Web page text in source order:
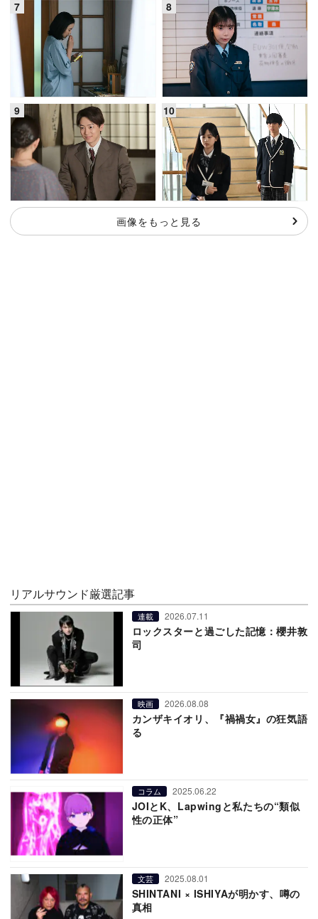
画像をもっと見る
リアルサウンド厳選記事
連載 2026.07.11
ロックスターと過ごした記憶：櫻井敦
司
映画 2026.08.08
カンザキイオリ、『禍禍女』の狂気語
る
コラム 2025.06.22
JOIとK、Lapwingと私たちの“類似
性の正体”
文芸 2025.08.01
SHINTANI × ISHIYAが明かす、噂の
真相